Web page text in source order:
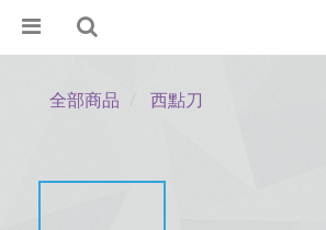
全部商品 西點刀